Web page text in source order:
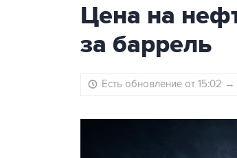
Цена на
за баррель
Есть обновление от 15:02 →